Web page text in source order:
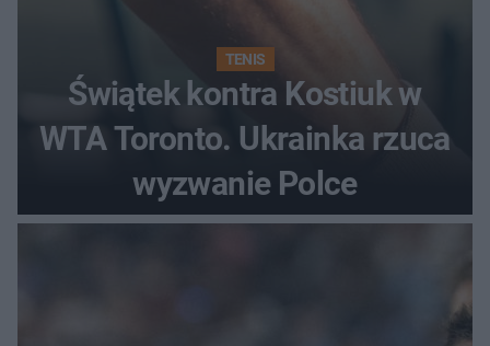
TENIS
Świątek kontra Kostiuk w
WTA Toronto. Ukrainka rzuca
wyzwanie Polce